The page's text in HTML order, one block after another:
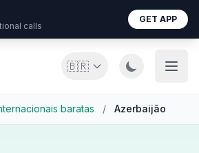
calls
GET APP
🇧🇷
baratas / Azerbaijão